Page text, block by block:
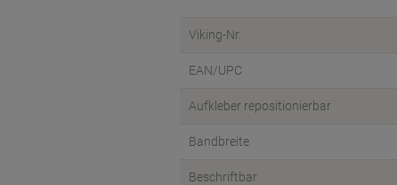
Viking-Nr.
EAN/UPC
Aufkleber repositionierbar
Bandbreite
Beschriftbar